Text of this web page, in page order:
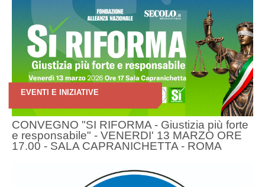
EVENTI E INIZIATIVE
CONVEGNO "SI RIFORMA - Giustizia più forte
e responsabile" - VENERDI' 13 MARZO ORE
17.00 - SALA CAPRANICHETTA - ROMA